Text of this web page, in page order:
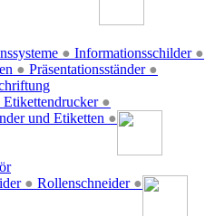
● Informationsschilder ●
● Präsentationsständer ●
Etikettendrucker ●
und Etiketten ●
● Rollenschneider ●